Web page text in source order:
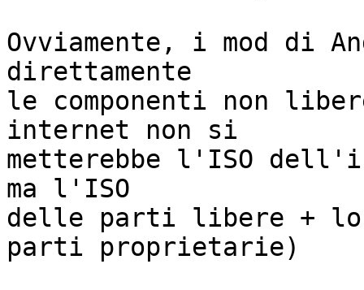
Ovviamente, i mod di
direttamente
le componenti non
internet non si
metterebbe l'ISO
ma l'ISO
delle parti libere +
parti proprietarie)